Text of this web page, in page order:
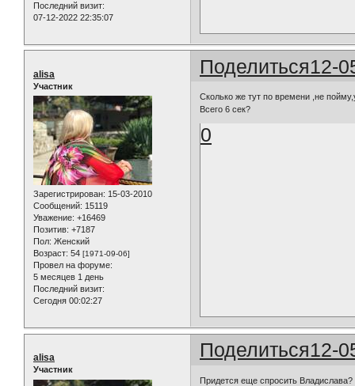
Последний визит:
07-12-2022 22:35:07
Поделиться12-
alisa
Участник
Зарегистрирован: 15-03-2010
Сообщений: 15119
Уважение: +16469
Позитив: +7187
Пол: Женский
Возраст: 54 [1971-09-06]
Провел на форуме:
5 месяцев 1 день
Последний визит:
Сегодня 00:02:27
Сколько же тут по времени ,не
Всего 6 сек?
0
Поделиться12-
alisa
Участник
Придется еще спросить